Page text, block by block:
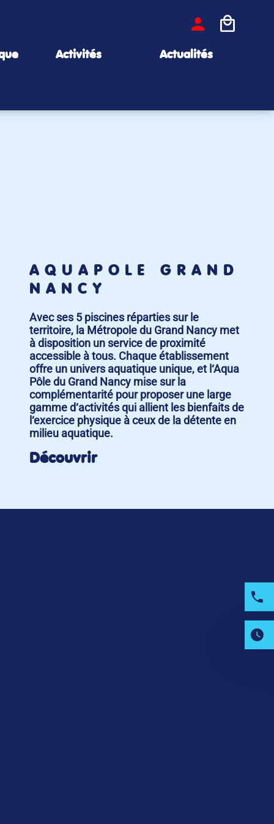
Activités Actualités
AQUAPÔLE GRAND
NANCY
Avec ses 5 piscines réparties sur le
territoire, la Métropole du Grand Nancy met
à disposition un service de proximité
accessible à tous. Chaque établissement
offre un univers aquatique unique, et l‘Aqua
Pôle du Grand Nancy mise sur la
complémentarité pour proposer une large
gamme d‘activités qui allient les bienfaits de
l‘exercice physique à ceux de la détente en
milieu aquatique.
Découvrir